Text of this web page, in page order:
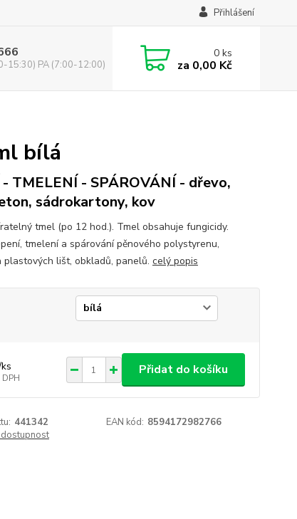
Přihlášení
15:30) PA (7:00-12:00)
0ks
za 0,00 Kč
bílá
TMELENÍ - SPÁROVÁNÍ - dřevo,
sádrokartony, kov
tmel (po 12 hod.). Tmel obsahuje fungicidy.
tmelení a spárování pěnového polystyrenu,
plastových lišt, obkladů, panelů. celý popis
ks Přidat do košíku
441342 EAN kód: 8594172982766